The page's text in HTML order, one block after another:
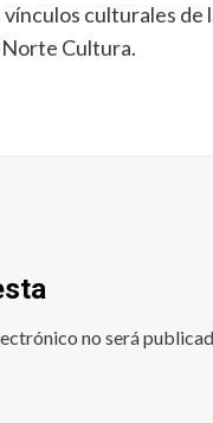
culturales de
Cultura.
no será